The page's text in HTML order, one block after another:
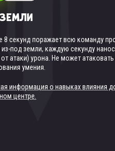
8 секунд поражает всю команду
под земли, каждую секунду
от атаки) урона. Не может
умения.
информация о навыках влияния
центре.
ДРЕВНИХ ГОР
если в бою в твоей команде есть
поле боя кристаллический заслон,
при получении урона, но
полученный урон в атакующих